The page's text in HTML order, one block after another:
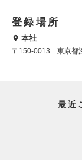
登録場所
本社
〒150-0013 東京都
最近